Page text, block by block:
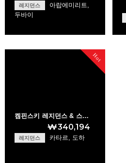
레지던스
아랍에미리트,
두바이
Hot
켐핀스키 레지던스 & 스…
₩340,194
레지던스 카타르, 도하